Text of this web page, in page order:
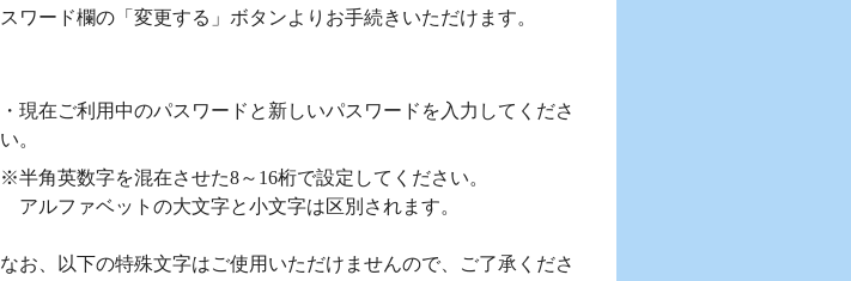
スワード欄の「変更する」ボタンよりお手続きいただけます。
・現在ご利用中のパスワードと新しいパスワードを入力してくださ
い。
※半角英数字を混在させた8～16桁で設定してください。
アルファベットの大文字と小文字は区別されます。
なお、以下の特殊文字はご使用いただけませんので、ご了承くださ